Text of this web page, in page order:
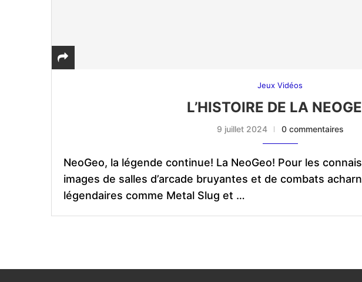
Jeux Vidéos
L’HISTOIRE DE LA
9 juillet 2024 0 commentaires
NeoGeo, la légende continue! La NeoGeo! Pour les
images de salles d’arcade bruyantes et de combats
légendaires comme Metal Slug et …